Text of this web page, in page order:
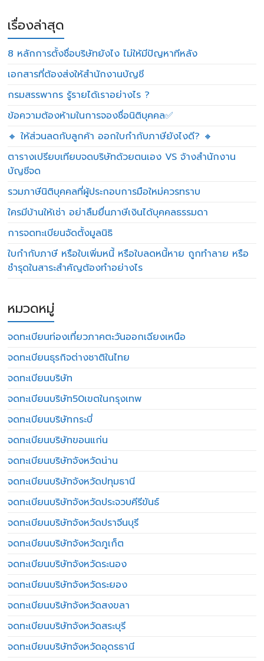
เรื่องล่าสุด
8 หลักการตั้งชื่อบริษัทยังไง ไม่ให้มีปัญหาทีหลัง
เอกสารที่ต้องส่งให้สำนักงานบัญชี
กรมสรรพากร รู้รายได้เราอย่างไร ?
ข้อความต้องห้ามในการจองชื่อนิติบุคคล✅
🔸 ให้ส่วนลดกับลูกค้า ออกใบกำกับภาษียังไงดี? 🔸
ตารางเปรียบเทียบจดบริษัทด้วยตนเอง VS จ้างสำนักงาน
บัญชีจด
รวมภาษีนิติบุคคลที่ผู้ประกอบการมือใหม่ควรทราบ
ใครมีบ้านให้เช่า อย่าลืมยื่นภาษีเงินได้บุคคลธรรมดา
การจดทะเบียนจัดตั้งมูลนิธิ
ใบกำกับภาษี หรือใบเพิ่มหนี้ หรือใบลดหนี้หาย ถูกทำลาย หรือ
ชำรุดในสาระสำคัญต้องทำอย่างไร
หมวดหมู่
จดทะเบียนท่องเที่ยวภาคตะวันออกเฉียงเหนือ
จดทะเบียนธุรกิจต่างชาติในไทย
จดทะเบียนบริษัท
จดทะเบียนบริษัท50เขตในกรุงเทพ
จดทะเบียนบริษัทกระบี่
จดทะเบียนบริษัทขอนแก่น
จดทะเบียนบริษัทจังหวัดน่าน
จดทะเบียนบริษัทจังหวัดปทุมธานี
จดทะเบียนบริษัทจังหวัดประจวบคีรีขันธ์
จดทะเบียนบริษัทจังหวัดปราจีนบุรี
จดทะเบียนบริษัทจังหวัดภูเก็ต
จดทะเบียนบริษัทจังหวัดระนอง
จดทะเบียนบริษัทจังหวัดระยอง
จดทะเบียนบริษัทจังหวัดสงขลา
จดทะเบียนบริษัทจังหวัดสระบุรี
จดทะเบียนบริษัทจังหวัดอุดรธานี